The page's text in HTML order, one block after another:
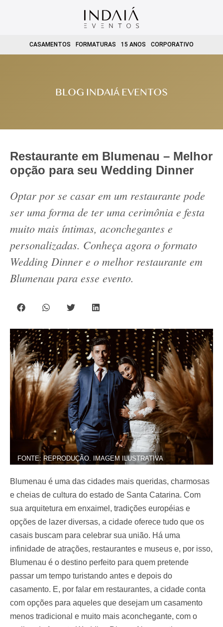
CASAMENTOS FORMATURAS 15 ANOS CORPORATIVO
BLOG INDAIÁ EVENTOS
Restaurante em Blumenau – Melhor
opção para seu Wedding Dinner
Optar por se casar em um restaurante pode
ser uma forma de ter uma cerimônia e festa
muito mais íntimas, aconchegantes e
personalizadas. Conheça agora o formato
Wedding Dinner e o melhor restaurante em
Blumenau para esse evento.
FONTE: REPRODUÇÃO. IMAGEM ILUSTRATIVA
Blumenau é uma das cidades mais queridas, charmosas
e cheias de cultura do estado de Santa Catarina. Com
sua arquitetura em enxaimel, tradições européias e
opções de lazer diversas, a cidade oferece tudo que os
casais buscam para celebrar sua união. Há uma
infinidade de atrações, restaurantes e museus e, por isso,
Blumenau é o destino perfeito para quem pretende
passar um tempo turistando antes e depois do
casamento. E, por falar em restaurantes, a cidade conta
com opções para aqueles que desejam um casamento
menos tradicional e muito mais aconchegante, com o